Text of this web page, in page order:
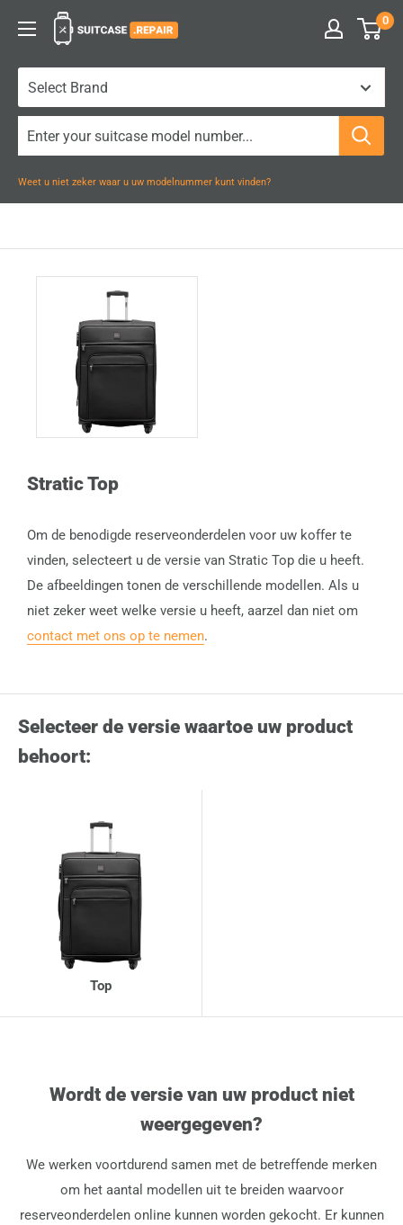
inhoud
Suitcase.Repair 0
Weet u niet zeker waar u uw modelnummer kunt vinden?
Stratic Top
Om de benodigde reserveonderdelen voor uw koffer te
vinden, selecteert u de versie van Stratic Top die u heeft.
De afbeeldingen tonen de verschillende modellen. Als u
niet zeker weet welke versie u heeft, aarzel dan niet om
contact met ons op te nemen.
Selecteer de versie waartoe uw product
behoort:
Top
Wordt de versie van uw product niet
weergegeven?
We werken voortdurend samen met de betreffende merken
om het aantal modellen uit te breiden waarvoor
reserveonderdelen online kunnen worden gekocht. Er kunnen